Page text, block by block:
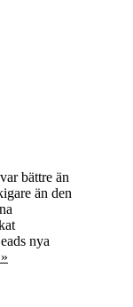
bättre än
än den
nya